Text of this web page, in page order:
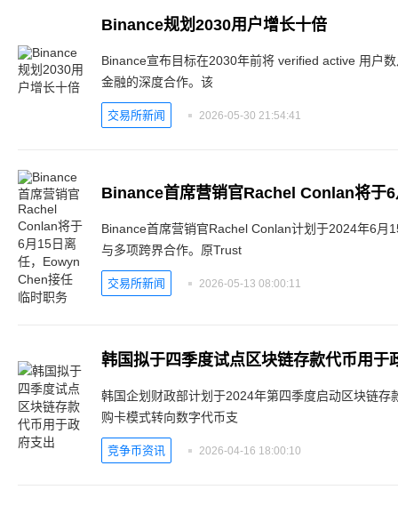
Binance规划2030用户增长十倍
Binance宣布目标在2030年前将 verified active 用户
金融的深度合作。该
交易所新闻 2026-05-30 21:54:41
Binance首席营销官Rachel Conlan计划于2024年6月
与多项跨界合作。原Trust
交易所新闻 2026-05-13 08:00:11
韩国拟于四季度试点区块链存款代币用于
韩国企划财政部计划于2024年第四季度启动区块链存
购卡模式转向数字代币支
竞争币资讯 2026-04-16 18:00:10